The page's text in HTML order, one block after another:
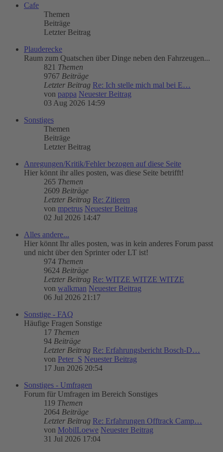
Cafe
Themen
Beiträge
Letzter Beitrag
Plauderecke
Raum zum Quatschen über Dinge neben den Fahrzeugen...
821 Themen
9767 Beiträge
Letzter Beitrag Re: Ich stelle mich mal bei E…
von pappa Neuester Beitrag
03 Aug 2026 14:59
Sonstiges
Themen
Beiträge
Letzter Beitrag
Anregungen/Kritik/Fehler bezogen auf diese Seite
Hier könnt ihr alles posten, was diese Seite betrifft!
265 Themen
2609 Beiträge
Letzter Beitrag Re: Zitieren
von mpetrus Neuester Beitrag
02 Jul 2026 14:47
Alles andere...
Hier könnt Ihr alles posten, was in kein anderes Forum passt
und nicht über den Sprinter oder LT ist!
974 Themen
9624 Beiträge
Letzter Beitrag Re: WITZE WITZE WITZE
von walkman Neuester Beitrag
06 Jul 2026 21:17
Sonstige - FAQ
Häufige Fragen Sonstige
17 Themen
94 Beiträge
Letzter Beitrag Re: Erfahrungsbericht Bosch-D…
von Peter_S Neuester Beitrag
17 Jun 2026 20:54
Sonstiges - Umfragen
Forum für Umfragen im Bereich Sonstiges
119 Themen
2064 Beiträge
Letzter Beitrag Re: Erfahrungen Offtrack Camp…
von MobilLoewe Neuester Beitrag
31 Jul 2026 17:04